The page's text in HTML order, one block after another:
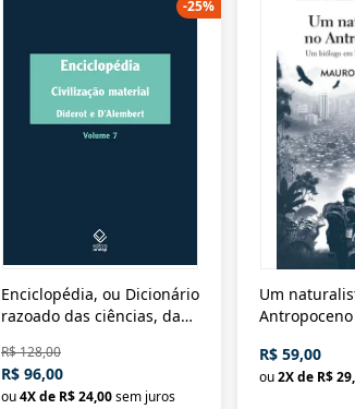
Enciclopédia, ou Dicionário
razoado das ciências, das
Civilização material
R$ 128,00
R$ 96,00
ou4X de R$ 24,00sem juros
-25%
Um
Antropoceno
selvagem
R$ 59,00
ou2X de R$